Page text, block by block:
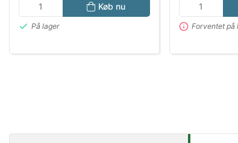
Køb nu
På lager Forventet